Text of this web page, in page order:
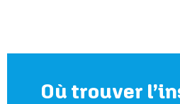
Où trouver